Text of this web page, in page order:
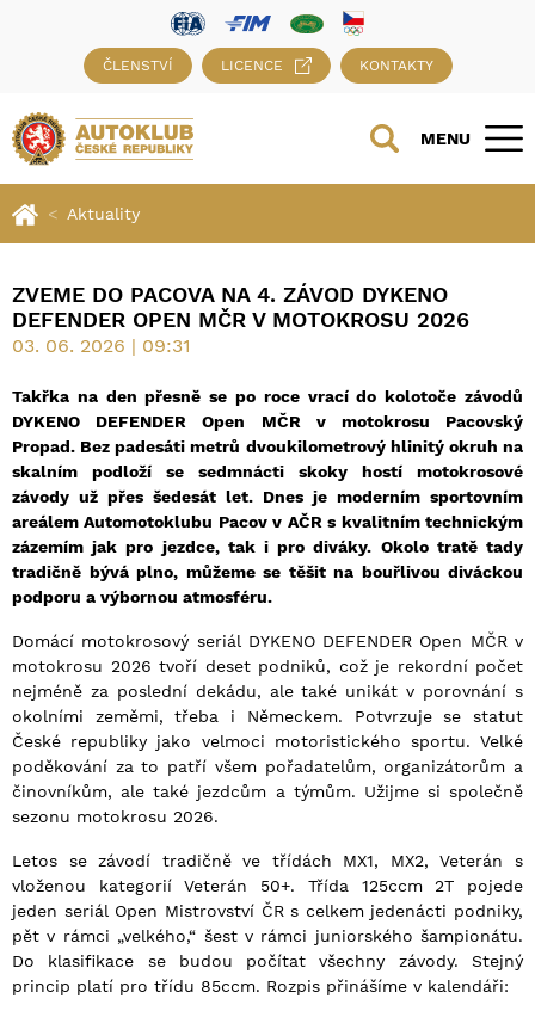
ČLENSTVÍ LICENCE KONTAKTY
MENU
Aktuality
ZVEME DO PACOVA NA 4. ZÁVOD DYKENO
DEFENDER OPEN MČR V MOTOKROSU 2026
03. 06. 2026 | 09:31
Takřka na den přesně se po roce vrací do kolotoče závodů
DYKENO DEFENDER Open MČR v motokrosu Pacovský
Propad. Bez padesáti metrů dvoukilometrový hlinitý okruh na
skalním podloží se sedmnácti skoky hostí motokrosové
závody už přes šedesát let. Dnes je moderním sportovním
areálem Automotoklubu Pacov v AČR s kvalitním technickým
zázemím jak pro jezdce, tak i pro diváky. Okolo tratě tady
tradičně bývá plno, můžeme se těšit na bouřlivou diváckou
podporu a výbornou atmosféru.
Domácí motokrosový seriál DYKENO DEFENDER Open MČR v
motokrosu 2026 tvoří deset podniků, což je rekordní počet
nejméně za poslední dekádu, ale také unikát v porovnání s
okolními zeměmi, třeba i Německem. Potvrzuje se statut
České republiky jako velmoci motoristického sportu. Velké
poděkování za to patří všem pořadatelům, organizátorům a
činovníkům, ale také jezdcům a týmům. Užijme si společně
sezonu motokrosu 2026.
Letos se závodí tradičně ve třídách MX1, MX2, Veterán s
vloženou kategorií Veterán 50+. Třída 125ccm 2T pojede
jeden seriál Open Mistrovství ČR s celkem jedenácti podniky,
pět v rámci „velkého,“ šest v rámci juniorského šampionátu.
Do klasifikace se budou počítat všechny závody. Stejný
princip platí pro třídu 85ccm. Rozpis přinášíme v kalendáři: